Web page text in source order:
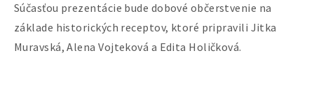
Súčasťou prezentácie bude dobové občerstvenie na
základe historických receptov, ktoré pripravili Jitka
Muravská, Alena Vojteková a Edita Holičková.